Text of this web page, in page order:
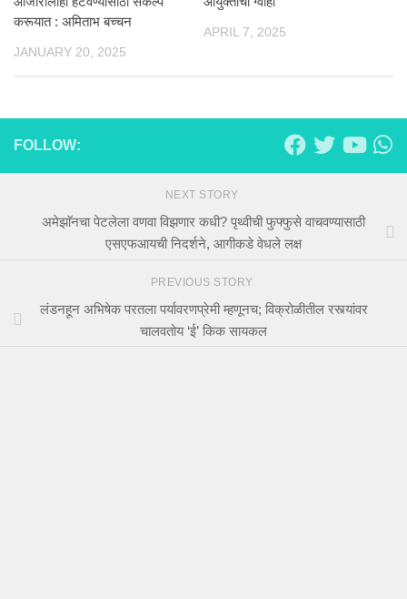
करूयात : अमिताभ बच्चन
JANUARY 20, 2025
APRIL 7, 2025
FOLLOW:
NEXT STORY
अमेझाॅनचा पेटलेला वणवा विझणार कधी? पृथ्वीची फुफ्फुसे वाचवण्यासाठी
एसएफआयची निदर्शने, आगीकडे वेधले लक्ष
PREVIOUS STORY
लंडनहून अभिषेक परतला पर्यावरणप्रेमी म्हणूनच; विक्रोळीतील रस्त्यांवर
चालवतोय ‘ई’ किक सायकल